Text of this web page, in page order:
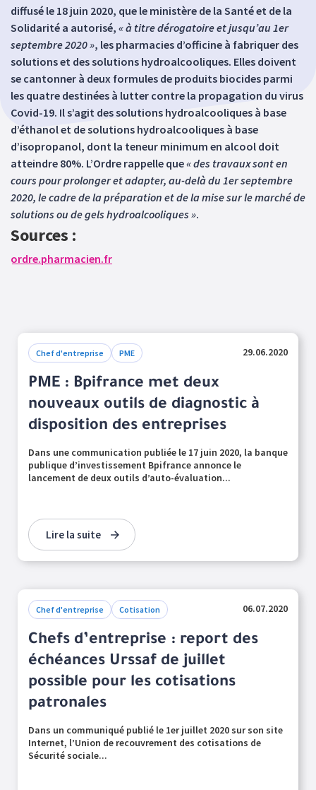
diffusé le 18 juin 2020, que le ministère de la Santé et de la
Solidarité a autorisé, « à titre dérogatoire et jusqu’au 1er
septembre 2020 », les pharmacies d’officine à fabriquer des
solutions et des solutions hydroalcooliques. Elles doivent
se cantonner à deux formules de produits biocides parmi
les quatre destinées à lutter contre la propagation du virus
Covid-19. Il s’agit des solutions hydroalcooliques à base
d’éthanol et de solutions hydroalcooliques à base
d’isopropanol, dont la teneur minimum en alcool doit
atteindre 80%. L’Ordre rappelle que« des travaux sont en
cours pour prolonger et adapter, au-delà du 1er septembre
2020, le cadre de la préparation et de la mise sur le marché de
solutions ou de gels hydroalcooliques ».
Sources :
ordre.pharmacien.fr
Chef d'entreprise PME 29.06.2020
PME : Bpifrance met deux
nouveaux outils de diagnostic à
disposition des entreprises
Dans une communication publiée le 17 juin 2020, la banque
publique d’investissement Bpifrance annonce le
lancement de deux outils d’auto-évaluation...
Lire la suite
Chef d'entreprise Cotisation 06.07.2020
Chefs d’entreprise : report des
échéances Urssaf de juillet
possible pour les cotisations
patronales
Dans un communiqué publié le 1er juillet 2020 sur son site
Internet, l’Union de recouvrement des cotisations de
Sécurité sociale...